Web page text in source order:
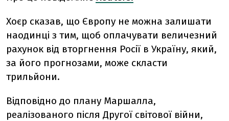
Хоєр сказав, що Європу не можна залишати
наодинці з тим, щоб оплачувати величезний
рахунок від вторгнення Росії в Україну, який,
за його прогнозами, може скласти
трильйони.
Відповідно до плану Маршалла,
реалізованого після Другої світової війни,